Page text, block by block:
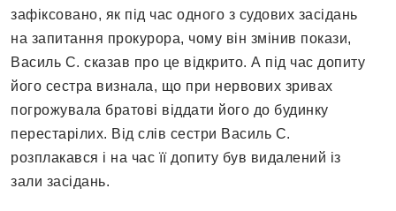
зафіксовано, як під час одного з судових засідань
на запитання прокурора, чому він змінив покази,
Василь С. сказав про це відкрито. А під час допиту
його сестра визнала, що при нервових зривах
погрожувала братові віддати його до будинку
перестарілих. Від слів сестри Василь С.
розплакався і на час її допиту був видалений із
зали засідань.